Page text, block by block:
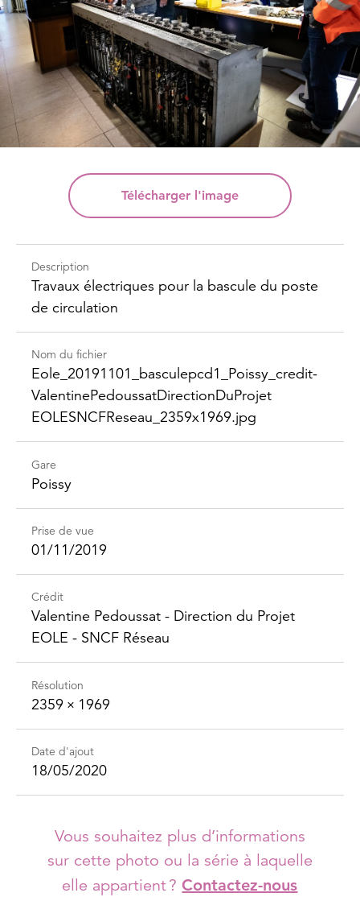
Télécharger l'image
Description
Travaux électriques pour la bascule du poste
de circulation
Nom du fichier
Eole_​20191101_​basculepcd1_​Poissy_​credit-​
Valentine​Pedoussat​Direction​DuProjet​
EOLESNCFReseau_​2359x1969.jpg
Gare
Poissy
Prise de vue
01/11/2019
Crédit
Valentine Pedoussat - Direction du Projet
EOLE - SNCF Réseau
Résolution
2359 × 1969
Date d'ajout
18/05/2020
Vous souhaitez plus d’informations
sur cette photo ou la série à laquelle
elle appartient ? Contactez-nous